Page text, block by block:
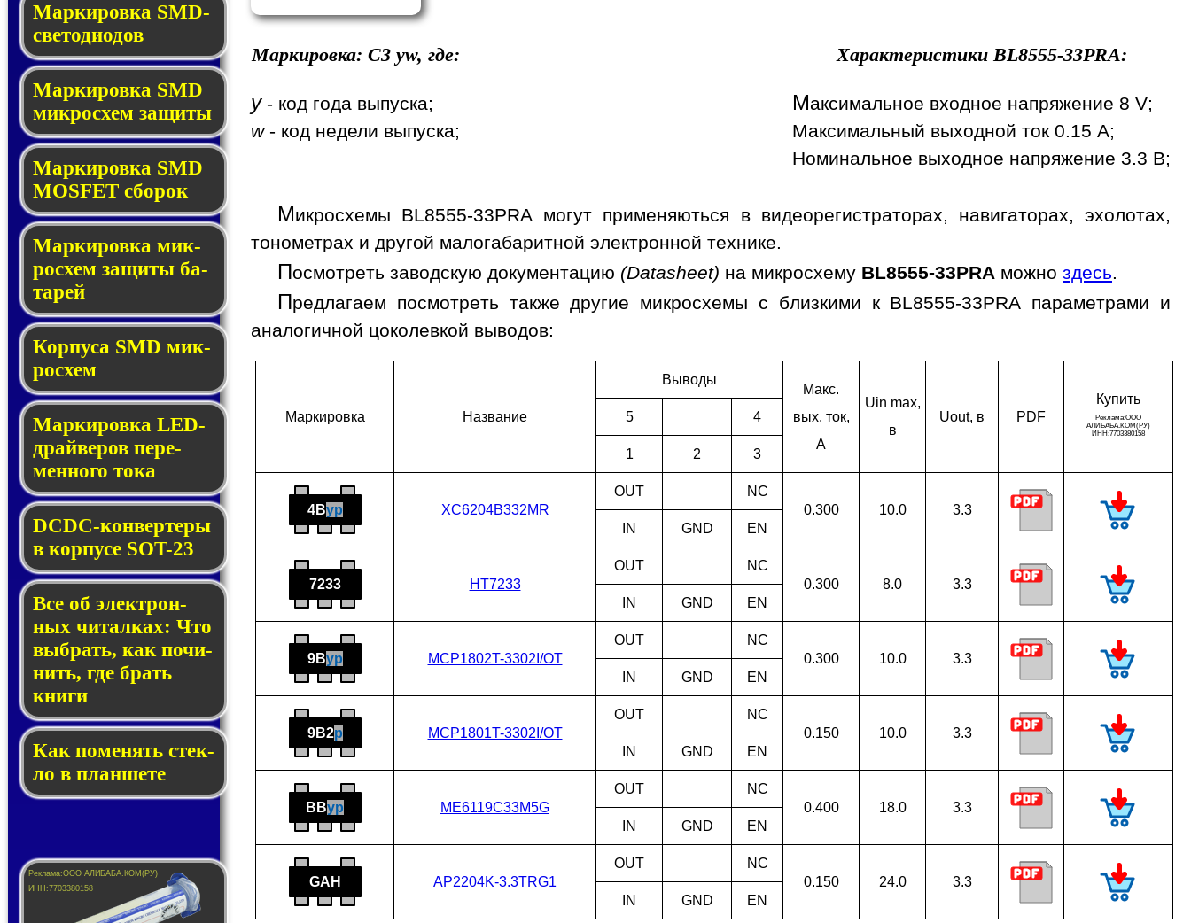
Маркировка SMD-
све­то­дио­дов
Мар­ки­ров­ка SMD
мик­рос­хем защиты
Мар­ки­ров­ка SMD
MOSFET сбо­рок
Мар­ки­ров­ка мик­
ро­схем за­щи­ты ба­
та­рей
Корпуса SMD мик­
ро­схем
Маркировка LED-
драй­ве­ров пе­ре­
мен­но­го то­ка
DCDC-кон­вер­те­ры
в кор­пу­се SOT-23
Все об элек­трон­
ных чи­тал­ках: Что
выб­рать, как по­чи­
нить, где брать
кни­ги
Как по­ме­нять стек­
ло в планшете
Маркировка: C3 yw, где:
y- код года выпуска;
w- код недели выпуска;
Характеристики BL8555-33PRA:
Максимальное входное напряжение 8 V;
Максимальный выходной ток 0.15 A;
Номинальное выходное напряжение 3.3 В;
Микросхемы BL8555-33PRA могут применяються в видеорегистраторах, навигаторах, эхолотах,
тонометрах и другой малогабаритной электронной технике.
Посмотреть заводскую документацию (Datasheet) на микросхему BL8555-33PRA можно здесь.
Предлагаем посмотреть также другие микросхемы с близкими к BL8555-33PRA параметрами и
аналогичной цоколевкой выводов:
Мар­ки­ров­ка Наз­ва­ние
Выводы
Макс.
вых. ток,
A
Uin max,
в
Uout, в PDF
Ку­пить
5
4
1 2 3
4Byp XC6204B332MR
OUT
NC
0.300
10.0
3.3
IN
GND EN
7233 HT7233
OUT
NC
0.300
8.0
3.3
IN
GND EN
9Byp MCP1802T-3302I/OT
OUT
NC
0.300
10.0
3.3
IN
GND EN
9B2p MCP1801T-3302I/OT
OUT
NC
0.150
10.0
3.3
IN
GND EN
BByp ME6119C33M5G
OUT
NC
0.400
18.0
3.3
IN
GND EN
GAH AP2204K-3.3TRG1
OUT
NC
0.150
24.0
3.3
IN
GND EN